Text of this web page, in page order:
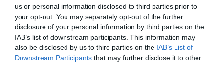
us or personal information disclosed to third parties prior to
your opt-out. You may separately opt-out of the further
disclosure of your personal information by third parties on the
IAB’s list of downstream participants. This information may
also be disclosed by us to third parties on the IAB’s List of
Downstream Participants that may further disclose it to other
inserisci partecipazione condividi
Annuncio inserito da:
Pompe Funebri Broggini